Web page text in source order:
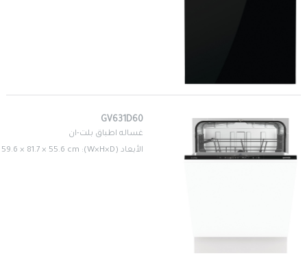
GV631D60
غساله اطباق بلت-ان
الأبعاد (W×H×D): 59.6 × 81.7 × 55.6 cm